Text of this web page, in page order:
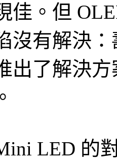
佳。但
沒有解決
出了解決
LED 的